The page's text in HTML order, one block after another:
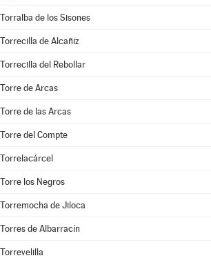
Torralba de los Sisones
Torrecilla de Alcañiz
Torrecilla del Rebollar
Torre de Arcas
Torre de las Arcas
Torre del Compte
Torrelacárcel
Torre los Negros
Torremocha de Jiloca
Torres de Albarracín
Torrevelilla